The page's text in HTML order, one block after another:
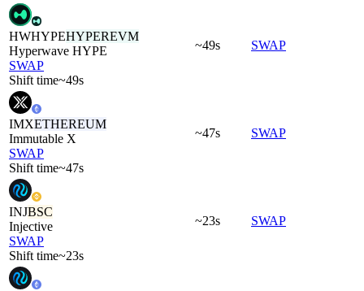
HWHYPEHYPEREVM
Hyperwave HYPE
SWAP
Shift time~49s
~49s SWAP
IMXETHEREUM
Immutable X
SWAP
Shift time~47s
~47s SWAP
INJBSC
Injective
SWAP
Shift time~23s
~23s SWAP